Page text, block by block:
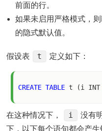
前面的行。
如果未启用严格模式，
的隐式默认值。
假设表 t 定义如下：
CREATE TABLE t (i INT
在这种情况下， i
没有
下，以下每个语句都会产